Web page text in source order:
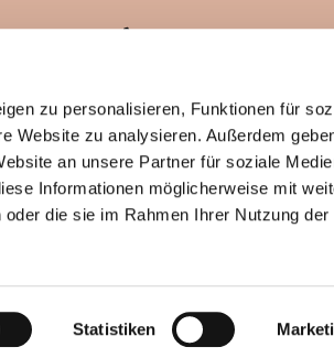
zu personalisieren, Funktionen für
Website zu analysieren. Außerdem
an unsere Partner für soziale
Informationen möglicherweise mit
die sie im Rahmen Ihrer Nutzung der
Statistiken
06704 2466
info@evangelische-
ChurchDesk-Login